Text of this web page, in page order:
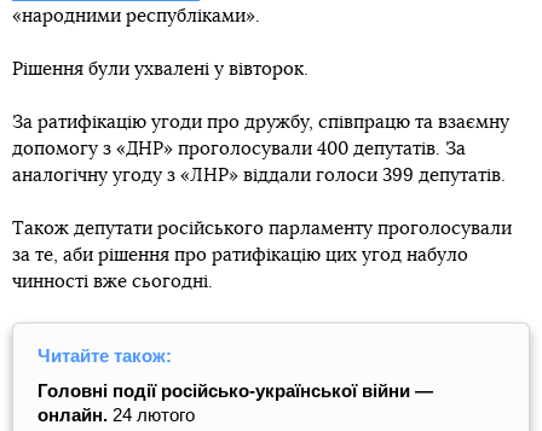
«народними республіками».
Рішення були ухвалені у вівторок.
За ратифікацію угоди про дружбу, співпрацю та взаємну
допомогу з «ДНР» проголосували 400 депутатів. За
аналогічну угоду з «ЛНР» віддали голоси 399 депутатів.
Також депутати російського парламенту проголосували
за те, аби рішення про ратифікацію цих угод набуло
чинності вже сьогодні.
Читайте також:
Головні події російсько-української війни —
онлайн. 24 лютого